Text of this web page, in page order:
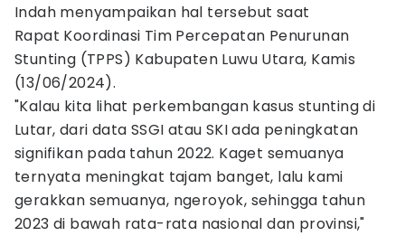
Indah menyampaikan hal tersebut saat
Rapat Koordinasi Tim Percepatan Penurunan
Stunting (TPPS) Kabupaten Luwu Utara, Kamis
(13/06/2024).
"Kalau kita lihat perkembangan kasus stunting di
Lutar, dari data SSGI atau SKI ada peningkatan
signifikan pada tahun 2022. Kaget semuanya
ternyata meningkat tajam banget, lalu kami
gerakkan semuanya, ngeroyok, sehingga tahun
2023 di bawah rata-rata nasional dan provinsi,"